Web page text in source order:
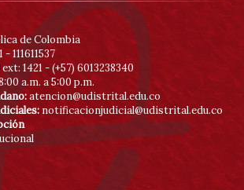
de Colombia
- 111611537
ext: 1421 - (+57) 6013238340
a.m. a 5:00 p.m.
atencion@udistrital.edu.co
notificacionjudicial@udistrital.edu.co